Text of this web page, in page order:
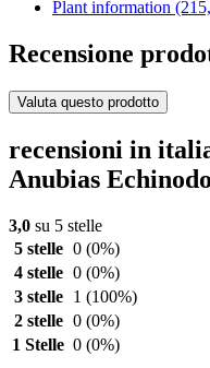
Plant information
Recensione
Valuta questo prodotto
recensioni in
Anubias
3,0 su 5 stelle
5 stelle 0 (0%)
4 stelle 0 (0%)
3 stelle
1 (100%)
2 stelle 0 (0%)
1 Stelle 0 (0%)